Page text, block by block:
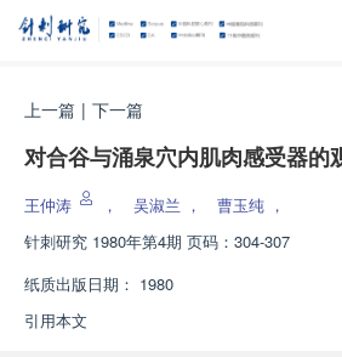
上一篇 | 下一篇
对合谷与涌泉穴内肌肉感受器的
王仲涛 ， 吴淑兰 ， 曹玉纯 ，
针刺研究 1980年第4期 页码：304-307
纸质出版日期： 1980
引用本文